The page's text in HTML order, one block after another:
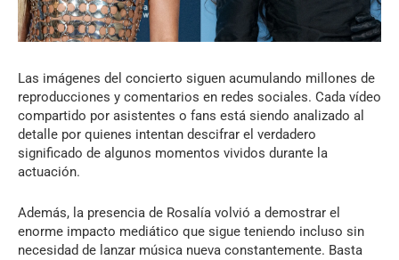
Las imágenes del concierto siguen acumulando millones de
reproducciones y comentarios en redes sociales. Cada vídeo
compartido por asistentes o fans está siendo analizado al
detalle por quienes intentan descifrar el verdadero
significado de algunos momentos vividos durante la
actuación.
Además, la presencia de Rosalía volvió a demostrar el
enorme impacto mediático que sigue teniendo incluso sin
necesidad de lanzar música nueva constantemente. Basta